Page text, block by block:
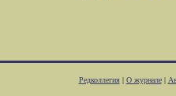
Редколлегия| О журнале|